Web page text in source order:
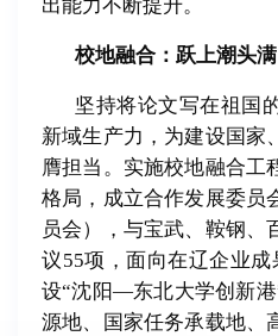
出能力不断提升。
校地融合：跃上潮头
坚持将论文写在祖国
新域生产力，为建设国家
膺担当。实施校地融合工
格局，成立合作发展委员
员会），与宝武、鞍钢、
议 55项，面向在辽企业成
设“沈阳—东北大学创新港
源地、国家任务承载地、